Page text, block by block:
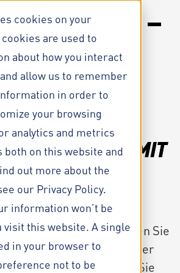
cookies on your
are used to
about how you interact
allow us to remember
in order to
your browsing
analytics and metrics
on this website and
out more about the
our Privacy Policy.
information won’t be
visit this website. A single
in your browser to
not to be
INENTWICKLUNG
PROJEKTE MIT
UND
die Produktreife, verwalten Sie
Sie Änderungen über
hinweg ab. Geben Sie